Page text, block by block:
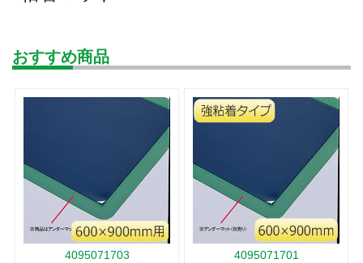
おすすめ商品
4095071703 4095071701